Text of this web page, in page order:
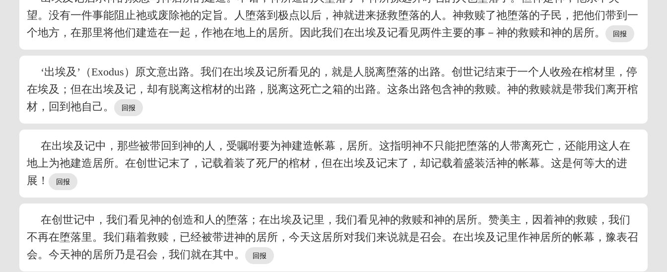
望。没有一件事能阻止祂或废除祂的定旨。人堕落到极点以后，神就进来拯救堕落的人。神救赎了祂堕落的子民，把他们带到一
个地方，在那里将他们建造在一起，作祂在地上的居所。因此我们在出埃及记看见两件主要的事－神的救赎和神的居所。
‘出埃及’（Exodus）原文意出路。我们在出埃及记所看见的，就是人脱离堕落的出路。创世记结束于一个人收殓在棺材里，停
在埃及；但在出埃及记，却有脱离这棺材的出路，脱离这死亡之箱的出路。这条出路包含神的救赎。神的救赎就是带我们离开棺
材，回到祂自己。
在出埃及记中，那些被带回到神的人，受嘱咐要为神建造帐幕，居所。这指明神不只能把堕落的人带离死亡，还能用这人在
地上为祂建造居所。在创世记末了，记载着装了死尸的棺材，但在出埃及记末了，却记载着盛装活神的帐幕。这是何等大的进
展！
在创世记中，我们看见神的创造和人的堕落；在出埃及记里，我们看见神的救赎和神的居所。赞美主，因着神的救赎，我们
不再在堕落里。我们藉着救赎，已经被带进神的居所，今天这居所对我们来说就是召会。在出埃及记里作神居所的帐幕，豫表召
会。今天神的居所乃是召会，我们就在其中。